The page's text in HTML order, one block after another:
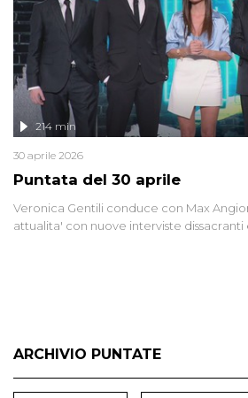
Puntata del 30 aprile
214 min
30 aprile 2026
Veronica Gentili conduce con Max
attualita' con nuove interviste
ARCHIVIO PUNTATE